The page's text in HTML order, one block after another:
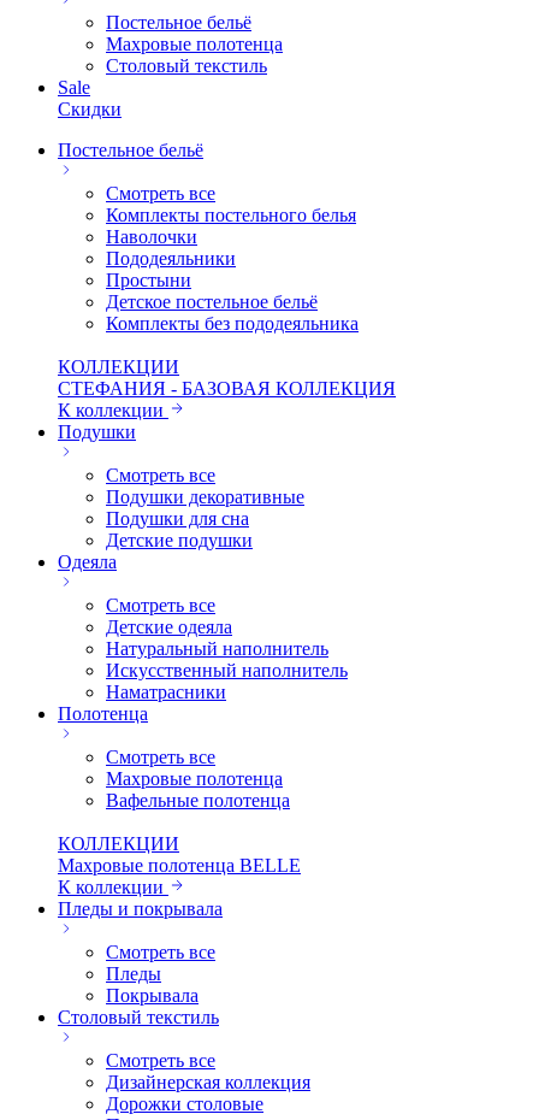
Постельное бельё
Махровые полотенца
Столовый текстиль
Sale
Скидки
Постельное бельё
Смотреть все
Комплекты постельного белья
Наволочки
Пододеяльники
Простыни
Детское постельное бельё
Комплекты без пододеяльника
КОЛЛЕКЦИИ
СТЕФАНИЯ - БАЗОВАЯ КОЛЛЕКЦИЯ
К коллекции
Подушки
Смотреть все
Подушки декоративные
Подушки для сна
Детские подушки
Одеяла
Смотреть все
Детские одеяла
Натуральный наполнитель
Искуcственный наполнитель
Наматрасники
Полотенца
Смотреть все
Махровые полотенца
Вафельные полотенца
КОЛЛЕКЦИИ
Махровые полотенца BELLE
К коллекции
Пледы и покрывала
Смотреть все
Пледы
Покрывала
Столовый текстиль
Смотреть все
Дизайнерская коллекция
Дорожки столовые